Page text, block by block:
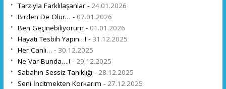
Tarzıyla Farklılaşanlar - 24.01.2026
Birden De Olur… - 07.01.2026
Ben Geçinebiliyorum - 01.01.2026
Hayatı Tesbih Yapın…! - 31.12.2025
Her Canlı… - 30.12.2025
Ne Var Bunda….! - 29.12.2025
Sabahın Sessiz Tanıklığı - 28.12.2025
Seni İncitmekten Korkarım - 27.12.2025